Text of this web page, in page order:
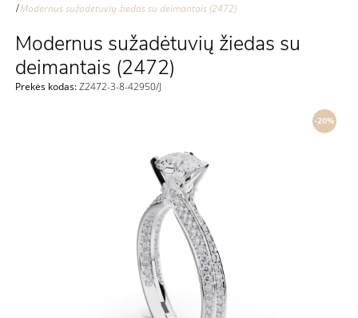
Modernus sužadėtuvių žiedas su deimantais (2472)
Modernus sužadėtuvių žiedas su
deimantais (2472)
Prekės kodas:Z2472-3-8-42950/J
-20%